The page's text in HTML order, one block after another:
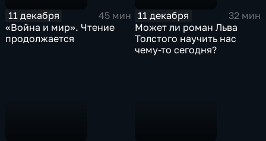
11 декабря
45 мин
«Война и мир». Чтение
продолжается
11 декабря
32 мин
Может ли роман Льва
Толстого научить нас
чему-то сегодня?